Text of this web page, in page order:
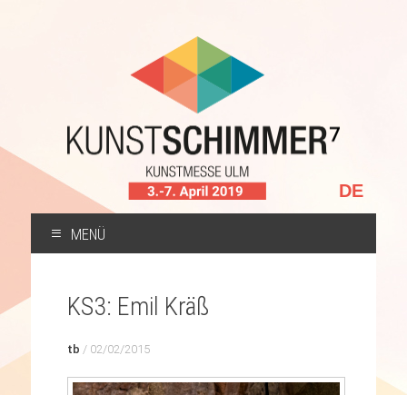
Sprache
auswählen
MENÜ
SPRINGEN
KS3: Emil Kräß
tb / 02/02/2015